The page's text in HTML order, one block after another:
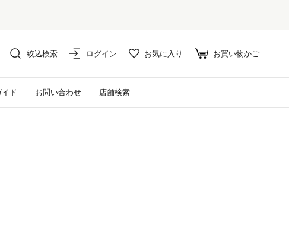
絞込検索 ログイン お気に入り お買い物かご
イド お問い合わせ 店舗検索